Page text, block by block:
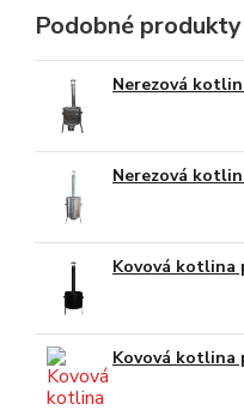
Podobné produkty
Nerezová
Nerezová
Kovová kotlina
Kovová kotlina